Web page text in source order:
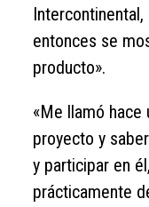
Intercontinental,
entonces se
producto».
«Me llamó hace
proyecto y
y participar en
prácticamente